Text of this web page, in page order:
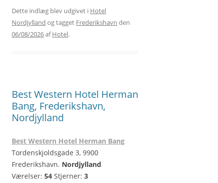
Dette indlæg blev udgivet i Hotel
Nordjylland og tagget Frederikshavn den
06/08/2026afHotel.
Best Western Hotel Herman
Bang, Frederikshavn,
Nordjylland
Best Western Hotel Herman Bang
Tordenskjoldsgade 3, 9900
Frederikshavn. Nordjylland
Værelser: 54 Stjerner: 3